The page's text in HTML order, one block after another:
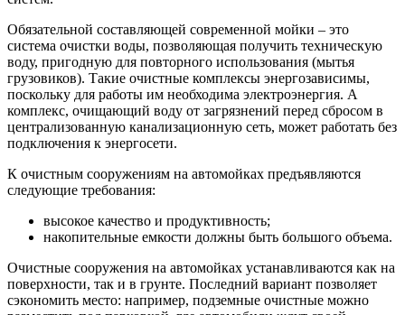
Обязательной составляющей современной мойки – это
система очистки воды, позволяющая получить техническую
воду, пригодную для повторного использования (мытья
грузовиков). Такие очистные комплексы энергозависимы,
поскольку для работы им необходима электроэнергия. А
комплекс, очищающий воду от загрязнений перед сбросом в
централизованную канализационную сеть, может работать без
подключения к энергосети.
К очистным сооружениям на автомойках предъявляются
следующие требования:
высокое качество и продуктивность;
накопительные емкости должны быть большого объема.
Очистные сооружения на автомойках устанавливаются как на
поверхности, так и в грунте. Последний вариант позволяет
сэкономить место: например, подземные очистные можно